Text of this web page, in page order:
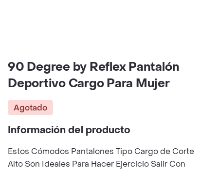
90 Degree by Reflex Pantalón
Deportivo Cargo Para Mujer
Agotado
Información del producto
Estos Cómodos Pantalones Tipo Cargo de Corte
Alto Son Ideales Para Hacer Ejercicio Salir Con